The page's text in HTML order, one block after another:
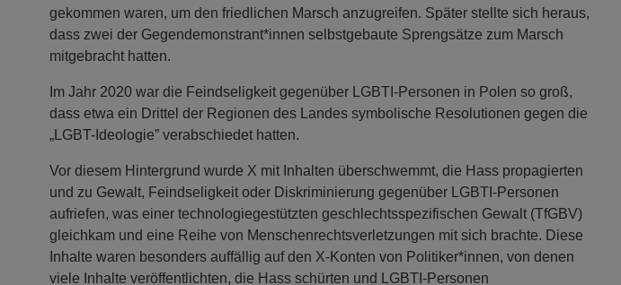
gekommen waren, um den friedlichen Marsch anzugreifen. Später stellte sich heraus,
dass zwei der Gegendemonstrant*innen selbstgebaute Sprengsätze zum Marsch
mitgebracht hatten.
Im Jahr 2020 war die Feindseligkeit gegenüber LGBTI-Personen in Polen so groß,
dass etwa ein Drittel der Regionen des Landes symbolische Resolutionen gegen die
„LGBT-Ideologie” verabschiedet hatten.
Vor diesem Hintergrund wurde X mit Inhalten überschwemmt, die Hass propagierten
und zu Gewalt, Feindseligkeit oder Diskriminierung gegenüber LGBTI-Personen
aufriefen, was einer technologiegestützten geschlechtsspezifischen Gewalt (TfGBV)
gleichkam und eine Reihe von Menschenrechtsverletzungen mit sich brachte. Diese
Inhalte waren besonders auffällig auf den X-Konten von Politiker*innen, von denen
viele Inhalte veröffentlichten, die Hass schürten und LGBTI-Personen